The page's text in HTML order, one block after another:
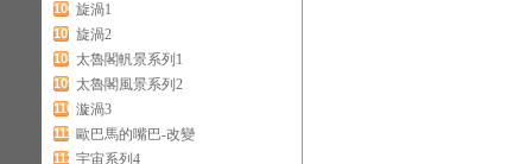
106 旋渦1
107 旋渦2
108 太魯閣軓景系列1
109 太魯閣風景系列2
110 漩渦3
111 歐巴馬的嘴巴-改變
112 宇宙系列4